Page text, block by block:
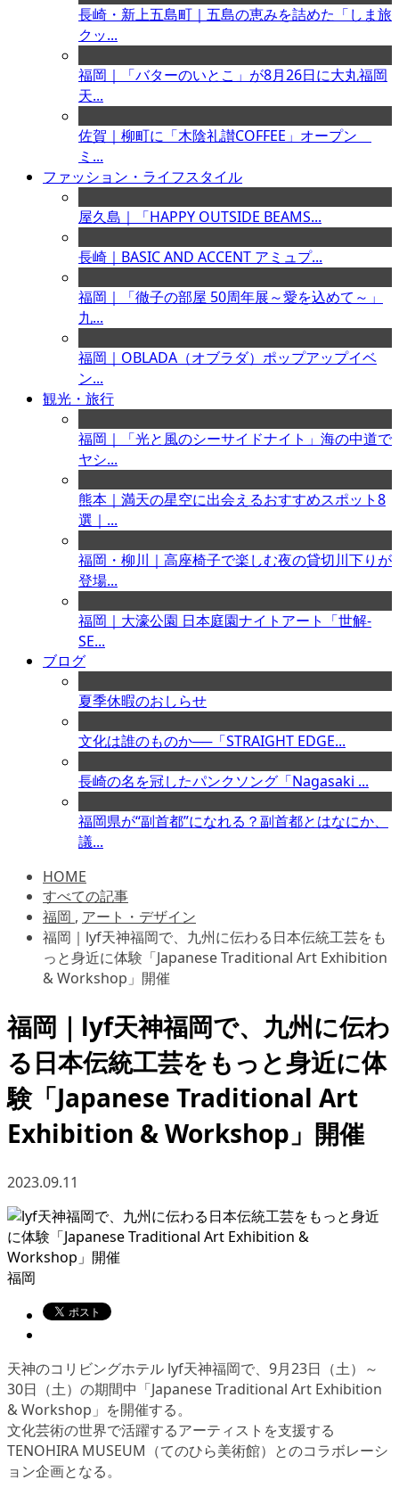
長崎・新上五島町｜五島の恵みを詰めた「しま旅
クッ...
福岡｜「バターのいとこ」が8月26日に大丸福岡
天...
佐賀｜柳町に「木陰礼讃COFFEE」オープン
ミ...
ファッション・ライフスタイル
屋久島｜「HAPPY OUTSIDE BEAMS...
長崎｜BASIC AND ACCENT アミュプ...
福岡｜「徹子の部屋 50周年展～愛を込めて～」
九...
福岡｜OBLADA（オブラダ）ポップアップイベ
ン...
観光・旅行
福岡｜「光と風のシーサイドナイト」海の中道で
ヤシ...
熊本｜満天の星空に出会えるおすすめスポット8
選｜...
福岡・柳川｜高座椅子で楽しむ夜の貸切川下りが
登場...
福岡｜大濠公園 日本庭園ナイトアート「世解-
SE...
ブログ
夏季休暇のおしらせ
文化は誰のものか──「STRAIGHT EDGE...
長崎の名を冠したパンクソング「Nagasaki ...
福岡県が“副首都”になれる？副首都とはなにか、
議...
HOME
すべての記事
福岡 , アート・デザイン
福岡｜lyf天神福岡で、九州に伝わる日本伝統工芸をも
っと身近に体験「Japanese Traditional Art Exhibition
& Workshop」開催
福岡｜lyf天神福岡で、九州に伝わ
る日本伝統工芸をもっと身近に体
験「Japanese Traditional Art
Exhibition & Workshop」開催
2023.09.11
福岡
天神のコリビングホテル lyf天神福岡で、9月23日（土）～
30日（土）の期間中「Japanese Traditional Art Exhibition
& Workshop」を開催する。
文化芸術の世界で活躍するアーティストを支援する
TENOHIRA MUSEUM（てのひら美術館）とのコラボレーシ
ョン企画となる。